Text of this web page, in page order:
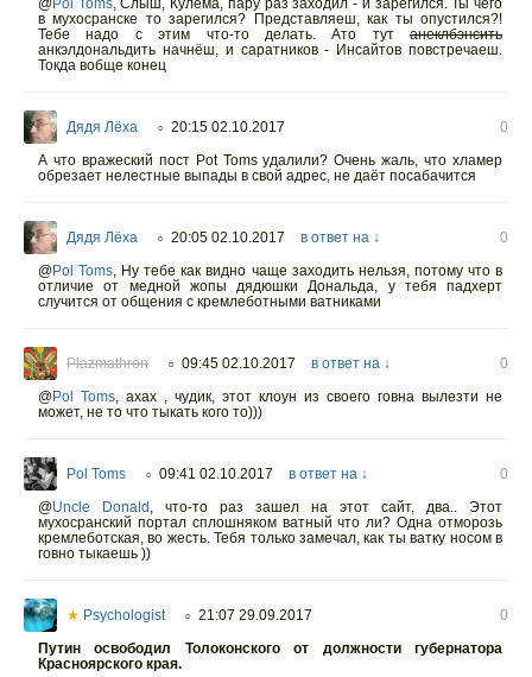
в мухосранске то зарегился? Представляеш, как ты опустился?!
Тебе надо с этим что-то делать. Ато тут анеклбэнсить
анкэлдональдить начнёш, и саратников - Инсайтов повстречаеш.
Токда вобще конец
Дядя Лёха ○ 20:15 02.10.2017
0
А что вражеский пост Pot Toms удалили? Очень жаль, что хламер
обрезает нелестные выпады в свой адрес, не даёт посабачится
Дядя Лёха ○ 20:05 02.10.2017 в ответ на ↓
0
@Pol Toms Ну тебе как видно чаще заходить нельзя, потому что в
отличие от медной жопы дядюшки Дональда, у тебя падхерт
случится от общения с кремлеботными ватниками
Plazmathron ○ 09:45 02.10.2017 в ответ на ↓
0
@Pol Toms
ахах , чудик, этот клоун из своего говна вылезти не
может, не то что тыкать кого то)))
Pol Toms ○ 09:41 02.10.2017 в ответ на ↓
0
@Uncle Donald
что-то раз зашел на этот сайт, два.. Этот
мухосранский портал сплошняком ватный что ли? Одна отморозь
кремлеботская, во жесть. Тебя только замечал, как ты ватку носом в
говно тыкаешь ))
★ Psychologist ○ 21:07 29.09.2017
0
Путин освободил Толоконского от должности губернатора
Красноярского края.